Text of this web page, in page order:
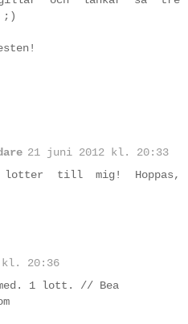
;)
21 juni 2012 kl. 20:33
lotter till mig! Hoppas,
kl. 20:36
1 lott. // Bea